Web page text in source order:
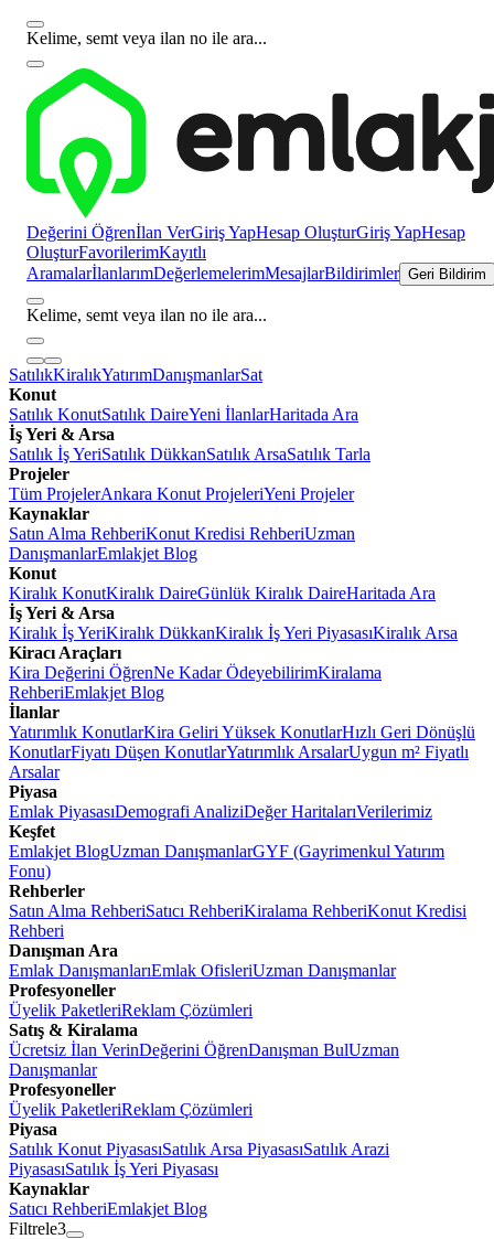
Kelime, semt veya ilan no ile ara...
Değerini Öğrenİlan VerGiriş YapHesap OluşturGiriş YapHesap
OluşturFavorilerimKayıtlı
AramalarİlanlarımDeğerlemelerimMesajlarBildirimler Geri Bildirim
Kelime, semt veya ilan no ile ara...
SatılıkKiralıkYatırımDanışmanlarSat
Konut
Satılık KonutSatılık DaireYeni İlanlarHaritada Ara
İş Yeri & Arsa
Satılık İş YeriSatılık DükkanSatılık ArsaSatılık Tarla
Projeler
Tüm ProjelerAnkara Konut ProjeleriYeni Projeler
Kaynaklar
Satın Alma RehberiKonut Kredisi RehberiUzman
DanışmanlarEmlakjet Blog
Konut
Kiralık KonutKiralık DaireGünlük Kiralık DaireHaritada Ara
İş Yeri & Arsa
Kiralık İş YeriKiralık DükkanKiralık İş Yeri PiyasasıKiralık Arsa
Kiracı Araçları
Kira Değerini ÖğrenNe Kadar ÖdeyebilirimKiralama
RehberiEmlakjet Blog
İlanlar
Yatırımlık KonutlarKira Geliri Yüksek KonutlarHızlı Geri Dönüşlü
KonutlarFiyatı Düşen KonutlarYatırımlık ArsalarUygun m² Fiyatlı
Arsalar
Piyasa
Emlak PiyasasıDemografi AnaliziDeğer HaritalarıVerilerimiz
Keşfet
Emlakjet BlogUzman DanışmanlarGYF (Gayrimenkul Yatırım
Fonu)
Rehberler
Satın Alma RehberiSatıcı RehberiKiralama RehberiKonut Kredisi
Rehberi
Danışman Ara
Emlak DanışmanlarıEmlak OfisleriUzman Danışmanlar
Profesyoneller
Üyelik PaketleriReklam Çözümleri
Satış & Kiralama
Ücretsiz İlan VerinDeğerini ÖğrenDanışman BulUzman
Danışmanlar
Profesyoneller
Üyelik PaketleriReklam Çözümleri
Piyasa
Satılık Konut PiyasasıSatılık Arsa PiyasasıSatılık Arazi
PiyasasıSatılık İş Yeri Piyasası
Kaynaklar
Satıcı RehberiEmlakjet Blog
Filtrele3